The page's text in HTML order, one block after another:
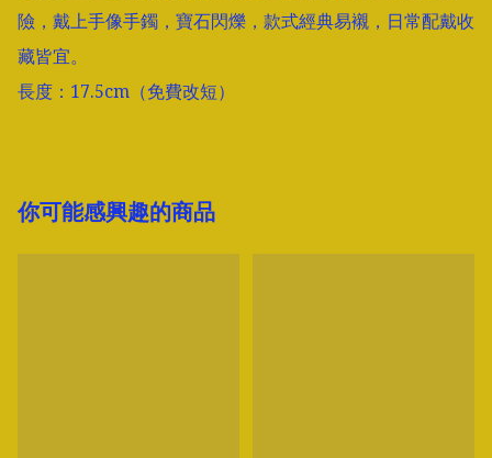
險，戴上手像手鐲，寶石閃爍，款式經典易襯，日常配戴收
藏皆宜。
長度：17.5cm（免費改短）
你可能感興趣的商品